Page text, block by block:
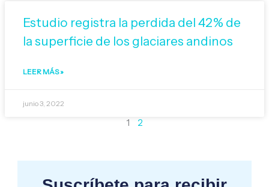
Estudio registra la perdida del 42% de
la superficie de los glaciares andinos
LEER MÁS »
junio 3, 2022
1 2